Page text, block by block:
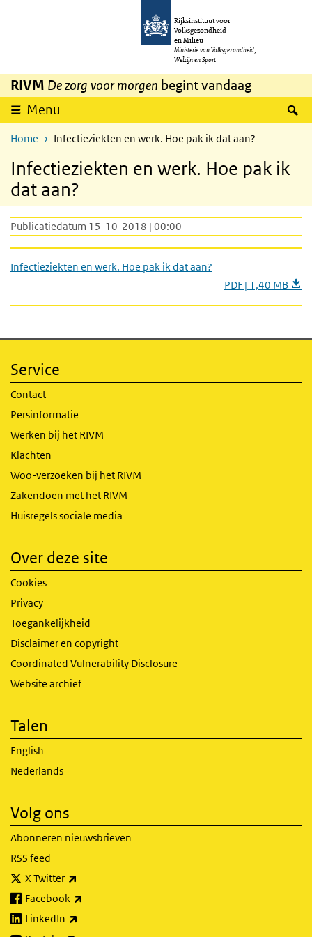
Overslaan en naar de inhoud gaan
Rijksinstituut voor
Volksgezondheid
en Milieu
Ministerie van Volksgezondheid,
Welzijn en Sport
RIVM De zorg voor morgen begint vandaag
Menu
Home Infectieziekten en werk. Hoe pak ik dat aan?
Infectieziekten en werk. Hoe pak ik
dat aan?
Publicatiedatum 15-10-2018 | 00:00
Infectieziekten en werk. Hoe pak ik dat aan?
PDF | 1,40 MB
Service
Contact
Persinformatie
Werken bij het RIVM
Klachten
Woo-verzoeken bij het RIVM
Zakendoen met het RIVM
Huisregels sociale media
Over deze site
Cookies
Privacy
Toegankelijkheid
Disclaimer en copyright
Coordinated Vulnerability Disclosure
Website archief
Talen
English
Nederlands
Volg ons
Abonneren nieuwsbrieven
RSS feed
X Twitter
Facebook
LinkedIn